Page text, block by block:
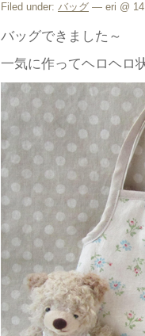
Filed under: バッグ — eri @
バッグできました～
一気に作ってヘロヘロ